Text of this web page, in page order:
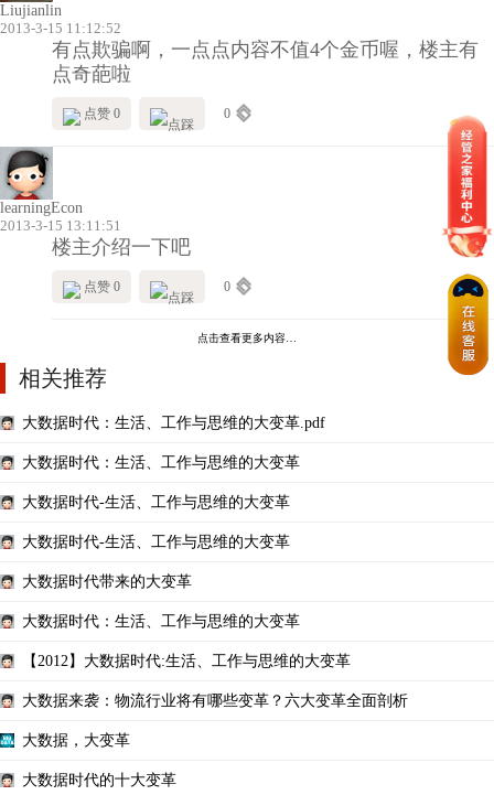
Liujianlin
2013-3-15 11:12:52
有点欺骗啊，一点点内容不值4个金币喔，楼主有
点奇葩啦
点赞 0 0
learningEcon
2013-3-15 13:11:51
楼主介绍一下吧
点赞 0 0
点击查看更多内容…
相关推荐
大数据时代：生活、工作与思维的大变革.pdf
大数据时代：生活、工作与思维的大变革
大数据时代-生活、工作与思维的大变革
大数据时代-生活、工作与思维的大变革
大数据时代带来的大变革
大数据时代：生活、工作与思维的大变革
【2012】大数据时代:生活、工作与思维的大变革
大数据来袭：物流行业将有哪些变革？六大变革全面剖析
大数据，大变革
大数据时代的十大变革